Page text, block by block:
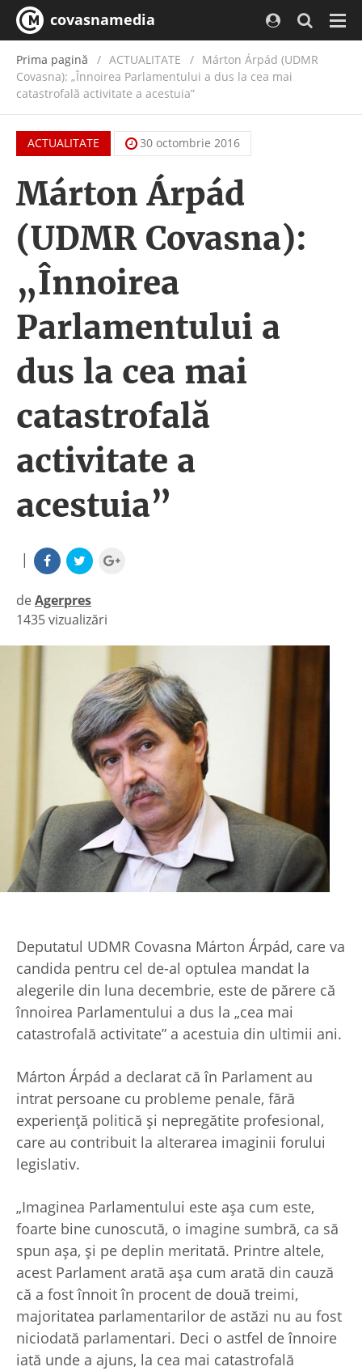
covasnamedia
Prima pagină ACTUALITATE / Márton Árpád (UDMR
Covasna): „Înnoirea Parlamentului a dus la cea mai
catastrofală activitate a acestuia”
ACTUALITATE 30 octombrie 2016
Márton Árpád
(UDMR Covasna):
„Înnoirea
Parlamentului a
dus la cea mai
catastrofală
activitate a
acestuia”
|
deAgerpres
|
1435 vizualizări
Deputatul UDMR Covasna Márton Árpád, care va
candida pentru cel de-al optulea mandat la
alegerile din luna decembrie, este de părere că
înnoirea Parlamentului a dus la „cea mai
catastrofală activitate” a acestuia din ultimii ani.
Márton Árpád a declarat că în Parlament au
intrat persoane cu probleme penale, fără
experienţă politică şi nepregătite profesional,
care au contribuit la alterarea imaginii forului
legislativ.
„Imaginea Parlamentului este aşa cum este,
foarte bine cunoscută, o imagine sumbră, ca să
spun aşa, şi pe deplin meritată. Printre altele,
acest Parlament arată aşa cum arată din cauză
că a fost înnoit în procent de două treimi,
majoritatea parlamentarilor de astăzi nu au fost
niciodată parlamentari. Deci o astfel de înnoire
iată unde a ajuns, la cea mai catastrofală